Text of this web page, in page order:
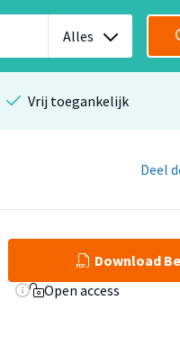
Alles
Vrij toegankelijk
Deel
Download
Open access